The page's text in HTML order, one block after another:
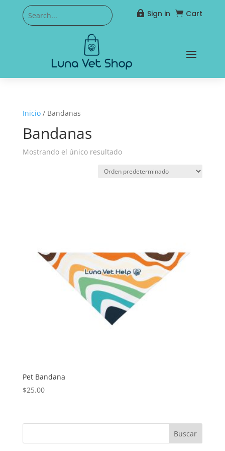
 Sign in  Cart
Inicio/ Bandanas
Bandanas
Mostrando el único resultado
Pet Bandana
$25.00
Buscar